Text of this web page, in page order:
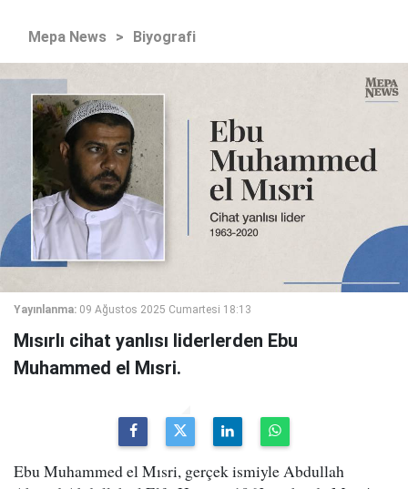
Mepa News > Biyografi
Yayınlanma: 09 Ağustos 2025 Cumartesi 18:13
Mısırlı cihat yanlısı liderlerden Ebu
Muhammed el Mısri.
Ebu Muhammed el Mısri, gerçek ismiyle Abdullah